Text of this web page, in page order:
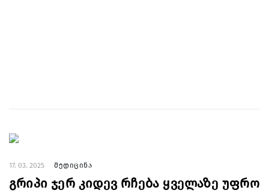
17. 03. 2025 მედიცინა
გრიპი ჯერ კიდევ რჩება ყველაზე უფრო